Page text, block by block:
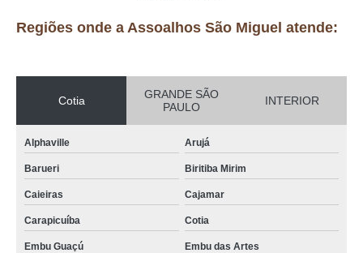
Regiões onde a Assoalhos São Miguel atende:
Cotia
GRANDE SÃO
PAULO
INTERIOR
Alphaville Arujá
Barueri Biritiba Mirim
Caieiras Cajamar
Carapicuíba Cotia
Embu Guaçú Embu das Artes